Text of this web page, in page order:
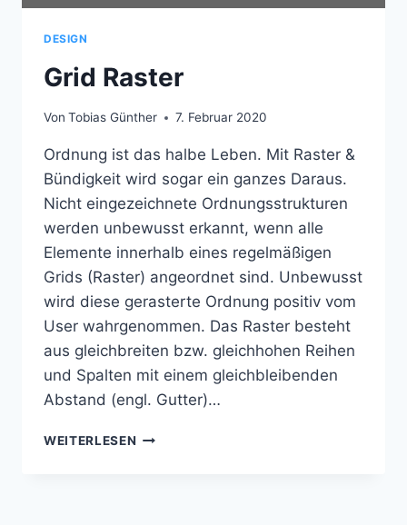
DESIGN
Grid Raster
Von Tobias Günther 7. Februar 2020
Ordnung ist das halbe Leben. Mit Raster &
Bündigkeit wird sogar ein ganzes Daraus.
Nicht eingezeichnete Ordnungsstrukturen
werden unbewusst erkannt, wenn alle
Elemente innerhalb eines regelmäßigen
Grids (Raster) angeordnet sind. Unbewusst
wird diese gerasterte Ordnung positiv vom
User wahrgenommen. Das Raster besteht
aus gleichbreiten bzw. gleichhohen Reihen
und Spalten mit einem gleichbleibenden
Abstand (engl. Gutter)…
WEITERLESEN GRID